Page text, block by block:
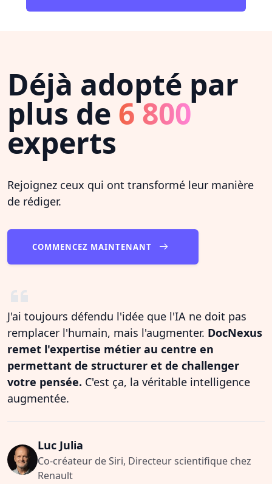
Déjà adopté par
plus de 6 800
experts
Rejoignez ceux qui ont transformé leur manière
de rédiger.
COMMENCEZ MAINTENANT
J'ai toujours défendu l'idée que l'IA ne doit pas
remplacer l'humain, mais l'augmenter. DocNexus
remet l'expertise métier au centre en
permettant de structurer et de challenger
votre pensée. C'est ça, la véritable intelligence
augmentée.
Luc Julia
Co-créateur de Siri, Directeur scientifique chez
Renault